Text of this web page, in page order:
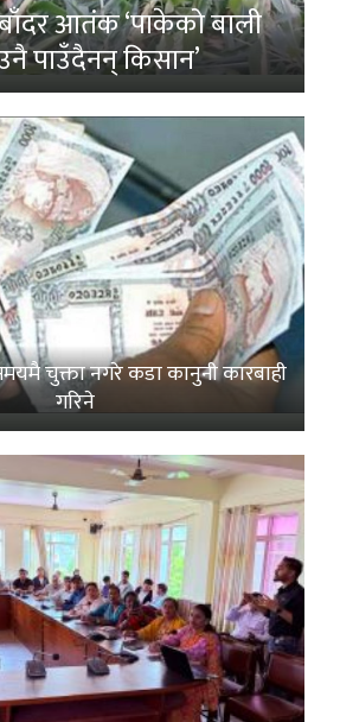
आतंक ‘पाकेको बाली
पाउँदैनन् किसान’
चुक्ता नगरे कडा कानुनी कारबाही
गरिने